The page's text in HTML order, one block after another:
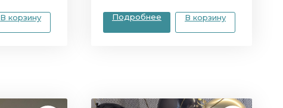
В корзину Подробнее В корзину